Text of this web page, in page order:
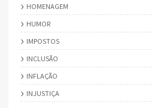
HOMENAGEM
HUMOR
IMPOSTOS
INCLUSÃO
INFLAÇÃO
INJUSTIÇA